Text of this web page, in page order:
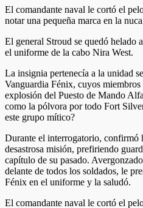
El comandante naval le cortó el
notar una pequeña marca en la
El general Stroud se quedó helado
el uniforme de la cabo Nira West.
La insignia pertenecía a la unidad
Vanguardia Fénix, cuyos miembros
explosión del Puesto de Mando
como la pólvora por todo Fort
este grupo mítico?
Durante el interrogatorio, confirmó
desastrosa misión, prefiriendo
capítulo de su pasado.
delante de todos los soldados, le
Fénix en el uniforme y la saludó.
El comandante naval le cortó el